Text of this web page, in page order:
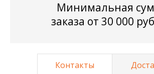
Минимальная
заказа от 30 000
Контакты